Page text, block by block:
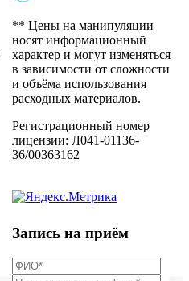
** Цены на манипуляции
носят информационный
характер и могут изменяться
в зависимости от сложности
и объёма использования
расходных материалов.
Регистрационный номер
лицензии: Л041-01136-
36/00363162
Запись на приём